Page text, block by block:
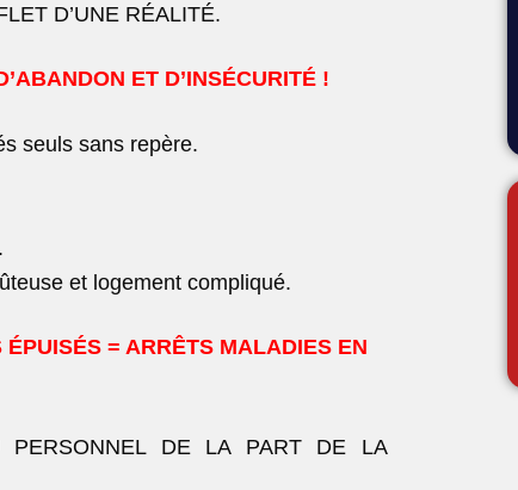
D’UNE RÉALITÉ.
ET D’INSÉCURITÉ !
seuls sans repère.
et logement compliqué.
= ARRÊTS MALADIES EN
PERSONNEL DE LA PART DE LA